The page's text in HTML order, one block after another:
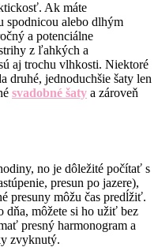
Ak máte
spodnicou alebo dlhým
a potenciálne
z ľahkých a
aj trochu vlhkosti. Niektoré
druhé, jednoduchšie šaty len
svadobné šaty a zároveň
no je dôležité počítať s
presun po jazere),
presuny môžu čas predĺžiť.
dňa, môžete si ho užiť bez
presný harmonogram a
zvyknutý.